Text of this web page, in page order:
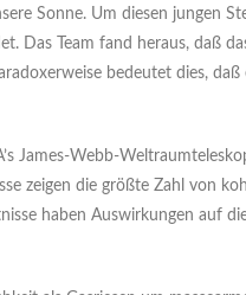
Sonne. Um diesen jungen
Das Team fand heraus, daß
bedeutet dies,
James-Webb-
zeigen die größte Zahl von
haben Auswirkungen auf